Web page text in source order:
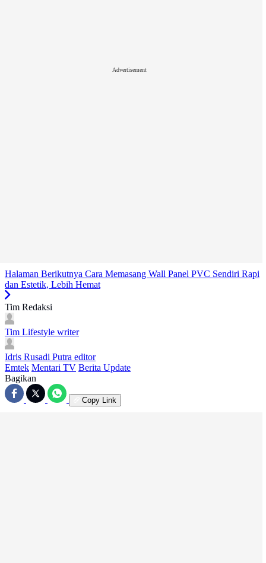
Advertisement
Halaman Berikutnya Cara Memasang Wall Panel PVC Sendiri Rapi
dan Estetik, Lebih Hemat
Tim Redaksi
Tim Lifestyle writer
Idris Rusadi Putra editor
Emtek Mentari TV Berita Update
Bagikan
Copy Link